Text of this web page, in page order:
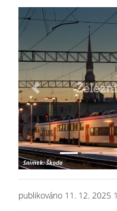
Previous
publikováno 11. 12. 2025